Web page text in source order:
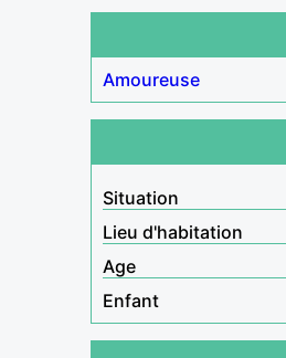
Amoureuse
Situation
Lieu d'habitation
Age
Enfant